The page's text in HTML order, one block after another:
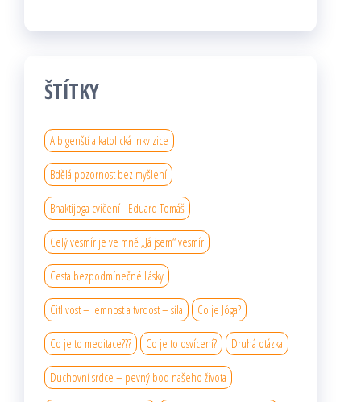
ŠTÍTKY
Albigenští a katolická inkvizice
Bdělá pozornost bez myšlení
Bhaktijoga cvičení - Eduard Tomáš
Celý vesmír je ve mně „Já jsem“ vesmír
Cesta bezpodmínečné Lásky
Citlivost – jemnost a tvrdost – síla Co je Jóga?
Co je to meditace??? Co je to osvícení? Druhá otázka
Duchovní srdce – pevný bod našeho života